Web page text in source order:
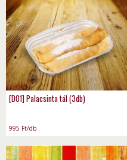
[D01] Palacsinta tál (3db)
995 Ft/db